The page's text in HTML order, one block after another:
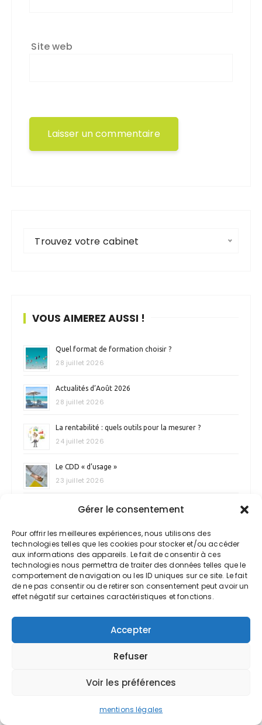
Gérer le consentement
Pour offrir les meilleures expériences, nous utilisons des
technologies telles que les cookies pour stocker et/ou accéder
aux informations des appareils. Le fait de consentir à ces
technologies nous permettra de traiter des données telles que le
comportement de navigation ou les ID uniques sur ce site. Le fait
de ne pas consentir ou de retirer son consentement peut avoir un
effet négatif sur certaines caractéristiques et fonctions.
Accepter
Refuser
Voir les préférences
mentions légales
Site web
Trouvez votre cabinet
VOUS AIMEREZ AUSSI !
Quel format de formation choisir ?
28 juillet 2026
Actualités d’Août 2026
28 juillet 2026
La rentabilité : quels outils pour la mesurer ?
24 juillet 2026
Le CDD « d’usage »
23 juillet 2026
Cession de titres de SCI
newsletter